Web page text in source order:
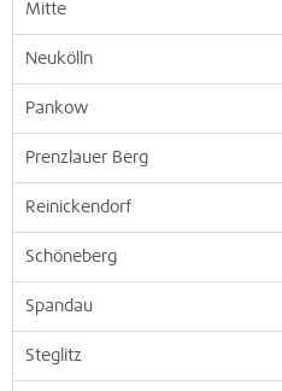
Mitte
Neukölln
Pankow
Prenzlauer Berg
Reinickendorf
Schöneberg
Spandau
Steglitz